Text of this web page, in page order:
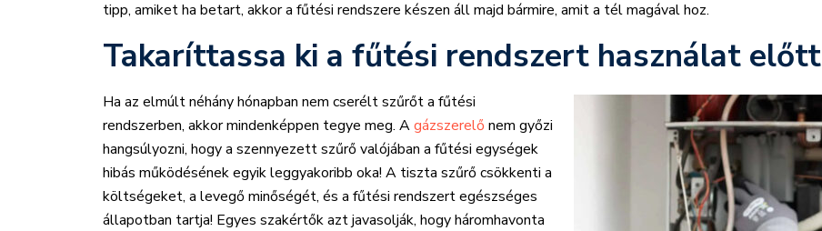
tipp, amiket ha betart, akkor a fűtési rendszere készen áll majd bármire, amit a tél magával hoz.
Takaríttassa ki a fűtési rendszert használat előtt
Ha az elmúlt néhány hónapban nem cserélt szűrőt a fűtési
rendszerben, akkor mindenképpen tegye meg. Agázszerelő nem győzi
hangsúlyozni, hogy a szennyezett szűrő valójában a fűtési egységek
hibás működésének egyik leggyakoribb oka! A tiszta szűrő csökkenti a
költségeket, a levegő minőségét, és a fűtési rendszert egészséges
állapotban tartja! Egyes szakértők azt javasolják, hogy háromhavonta